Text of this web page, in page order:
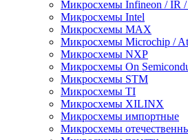
Микросхемы Infineon / IR /
Микросхемы Intel
Микросхемы MAX
Микросхемы Microchip /
Микросхемы NXP
Микросхемы On
Микросхемы STM
Микросхемы TI
Микросхемы XILINX
Микросхемы импортные
Микросхемы